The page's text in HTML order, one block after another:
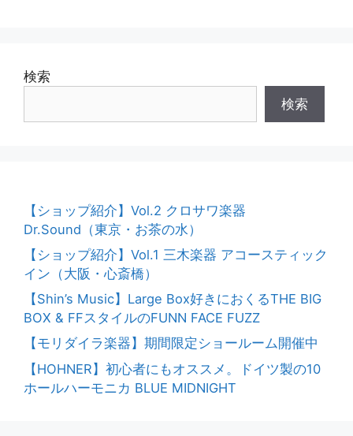
検索
検索
【ショップ紹介】Vol.2 クロサワ楽器
Dr.Sound（東京・お茶の水）
【ショップ紹介】Vol.1 三木楽器 アコースティック
イン（大阪・心斎橋）
【Shin’s Music】Large Box好きにおくるTHE BIG
BOX & FFスタイルのFUNN FACE FUZZ
【モリダイラ楽器】期間限定ショールーム開催中
【HOHNER】初心者にもオススメ。ドイツ製の10
ホールハーモニカ BLUE MIDNIGHT